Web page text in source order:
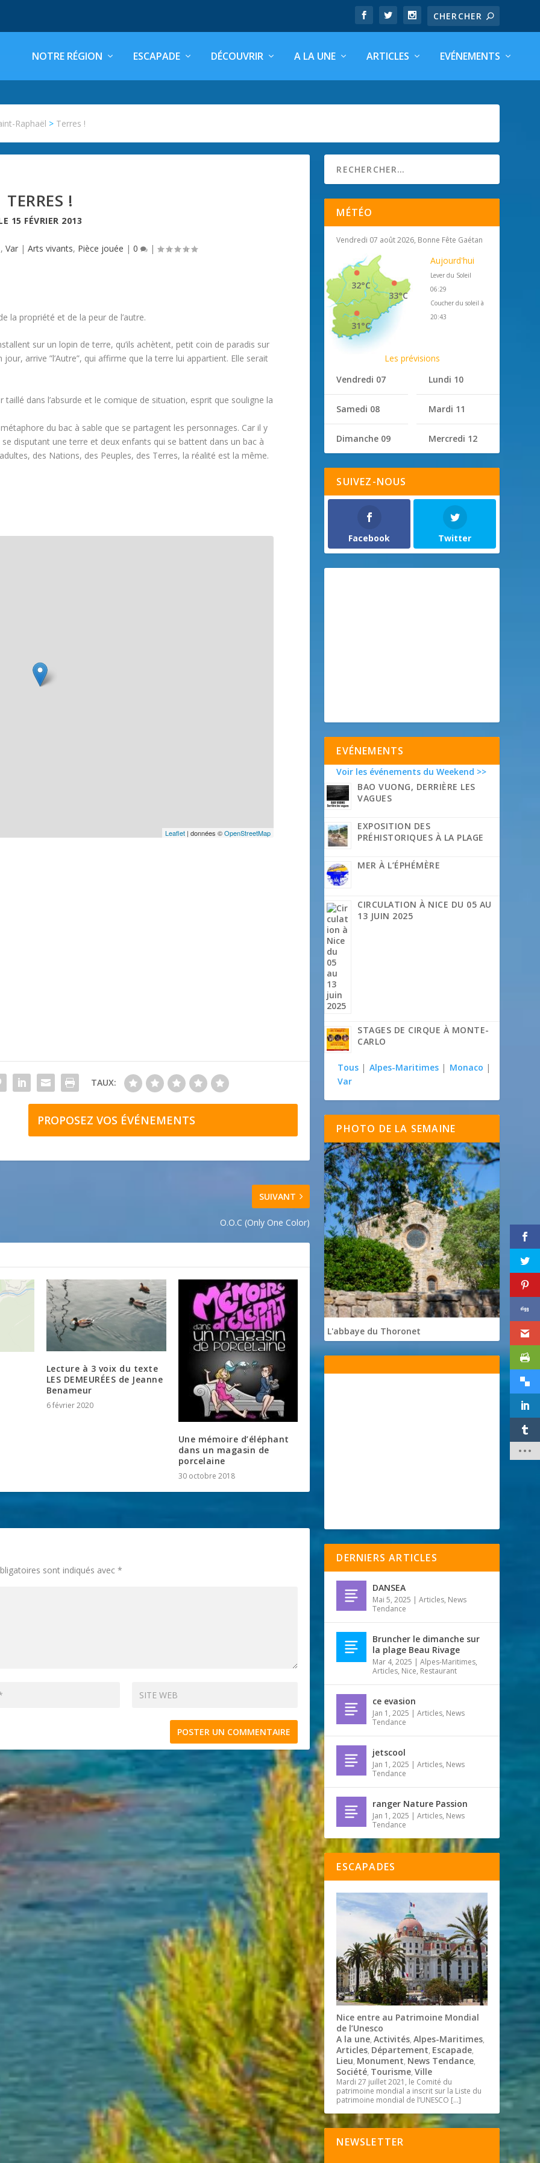
NOTRE RÉGION ESCAPADE DÉCOUVRIR A LA UNE ARTICLES EVÉNEMENTS
Raphaël > Terres !
TERRES !
15 FÉVRIER 2013
, Var| Arts vivants, Pièce jouée | 0 |
la propriété et de la peur de l’autre.
sur un lopin de terre, qu’ils achètent, petit coin de paradis sur
arrive ”l’Autre”, qui affirme que la terre lui appartient. Elle serait
dans l’absurde et le comique de situation, esprit que souligne la
du bac à sable que se partagent les personnages. Car il y
disputant une terre et deux enfants qui se battent dans un bac à
des Nations, des Peuples, des Terres, la réalité est la même.
Leaflet | données ©OpenStreetMap
TAUX:
PROPOSEZ VOS ÉVÉNEMENTS
SUIVANT
O.O.C (Only One Color)
Lecture à 3 voix du texte
LES DEMEURÉES de Jeanne
Benameur
6 février 2020
Une mémoire d’éléphant
dans un magasin de
porcelaine
30 octobre 2018
sont indiqués avec*
MÉTÉO
Vendredi 07 août 2026, Bonne Fête Gaétan
33°C
32°C
31°C
Aujourd'hui
Lever du Soleil
06:29
Coucher du soleil à
20:43
Les prévisions
Vendredi 07
Samedi 08
Dimanche 09
Lundi 10
Mardi 11
Mercredi 12
SUIVEZ-NOUS
Facebook Twitter
EVÉNEMENTS
Voir les événements du Weekend >>
BAO VUONG, DERRIÈRE LES
VAGUES
EXPOSITION DES
PRÉHISTORIQUES À LA PLAGE
MER À L’ÉPHÉMÈRE
CIRCULATION À NICE DU 05 AU
13 JUIN 2025
STAGES DE CIRQUE À MONTE-
CARLO
Tous | Alpes-Maritimes | Monaco |
Var
PHOTO DE LA SEMAINE
L'abbaye du Thoronet
DERNIERS ARTICLES
DANSEA
Mai 5, 2025 |Articles, News
Tendance
Bruncher le dimanche sur
la plage Beau Rivage
Mar 4, 2025 |Alpes-Maritimes,
Articles, Nice, Restaurant
ce evasion
Jan 1, 2025 |Articles, News
Tendance
jetscool
Jan 1, 2025 |Articles, News
Tendance
ranger Nature Passion
Jan 1, 2025 |Articles, News
Tendance
ESCAPADES
Nice entre au Patrimoine Mondial
de l’Unesco
A la une,Activités,Alpes-Maritimes,
Articles, Département, Escapade,
Lieu, Monument, News Tendance,
Société, Tourisme,Ville
Mardi 27 juillet 2021, le Comité du
patrimoine mondial a inscrit sur la Liste du
patrimoine mondial de l’UNESCO […]
NEWSLETTER